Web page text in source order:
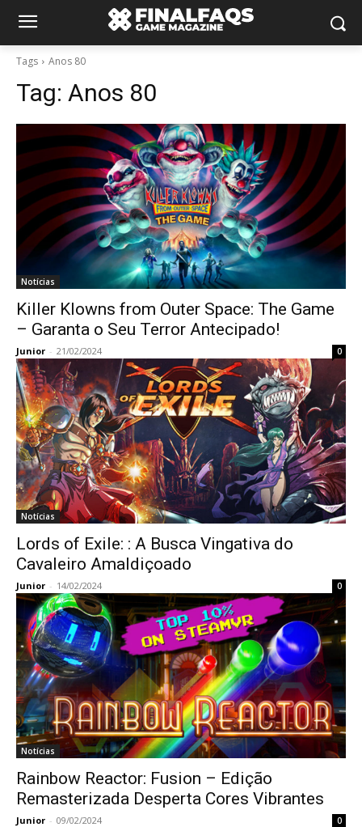
Tags Anos 80
Tag: Anos 80
Notícias
Killer Klowns from Outer Space: The Game
– Garanta o Seu Terror Antecipado!
Junior - 21/02/2024 0
Notícias
Lords of Exile: : A Busca Vingativa do
Cavaleiro Amaldiçoado
Junior - 14/02/2024 0
Notícias
Rainbow Reactor: Fusion – Edição
Remasterizada Desperta Cores Vibrantes
Junior - 09/02/2024 0